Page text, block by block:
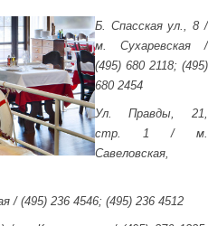
Б. Спасская ул., 8 /
м. Сухаревская /
(495) 680 2118; (495)
680 2454
Ул. Правды, 21,
стр. 1 / м.
Савеловская,
/ (495) 236 4546; (495) 236 4512